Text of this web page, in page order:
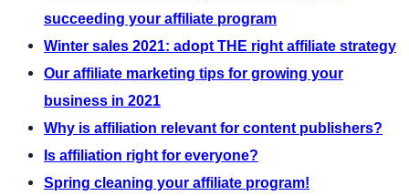
succeeding your affiliate program
Winter sales 2021: adopt THE right affiliate strategy
Our affiliate marketing tips for growing your
business in 2021
Why is affiliation relevant for content publishers?
Is affiliation right for everyone?
Spring cleaning your affiliate program!